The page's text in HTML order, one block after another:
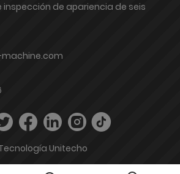
inspección de apariencia de seis
Unitecho